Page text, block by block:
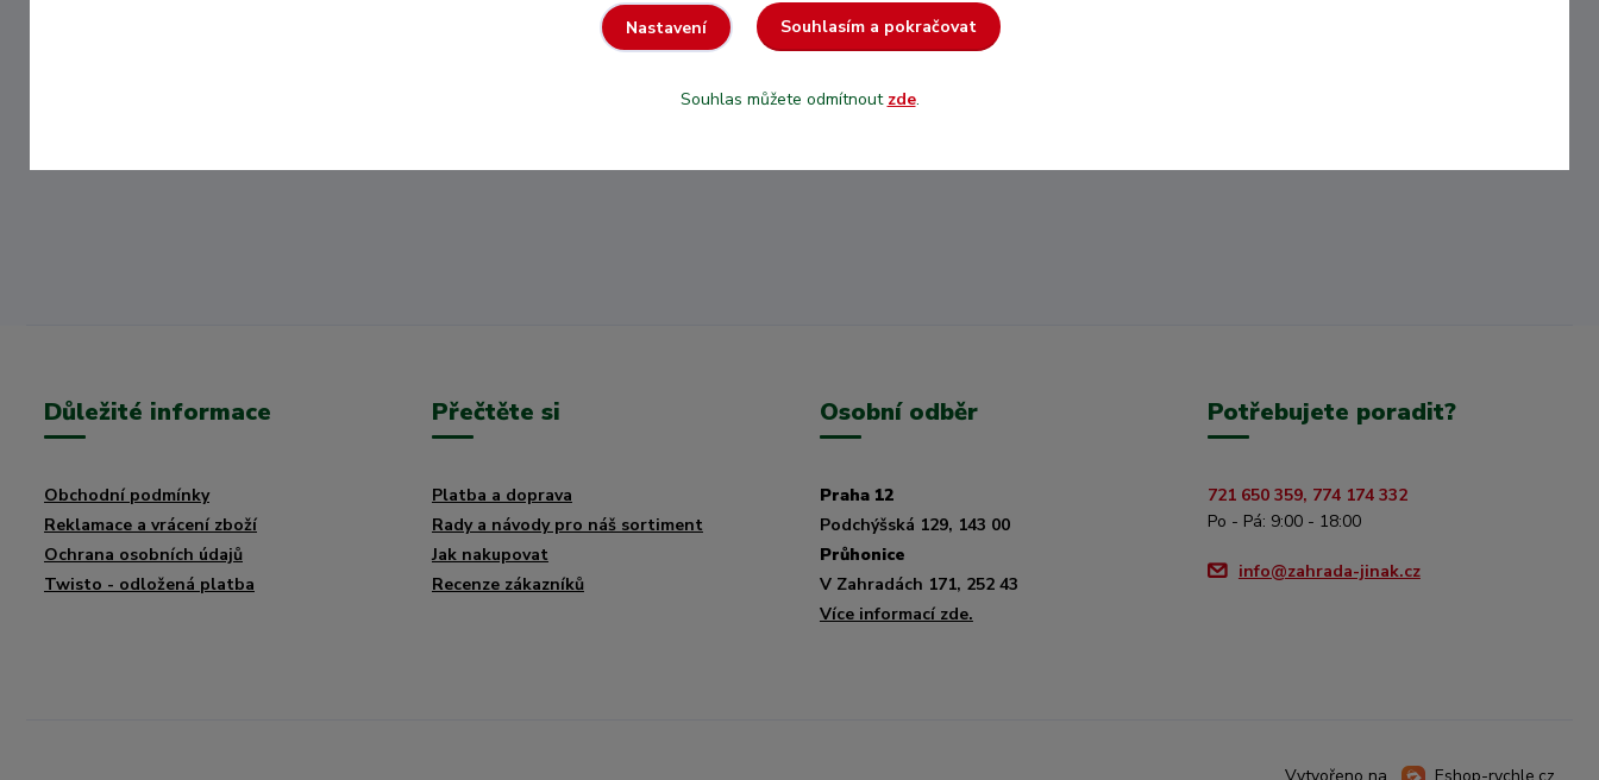
PRODUKTŮ V
METRÁŽI
přesně takové množství
ZÁKAZNÍKŮ KTEŘÍ
U NÁS NAKOUPILI
Důležité informace
Obchodní podmínky
Reklamace a vrácení zboží
Ochrana osobních údajů
Twisto - odložená platba
Přečtěte si
Platba a doprava
Rady a návody pro náš sortiment
Jak nakupovat
Recenze zákazníků
Osobní odběr
Praha 12
Podchýšská 129, 143 00
Průhonice
V Zahradách 171, 252 43
Více informací zde.
Potřebujete poradit?
721 650 359, 774 174 332
Po - Pá: 9:00 - 18:00
info@zahrada-jinak.cz
Nastavení Souhlasím a pokračovat
Souhlas můžete odmítnout zde.